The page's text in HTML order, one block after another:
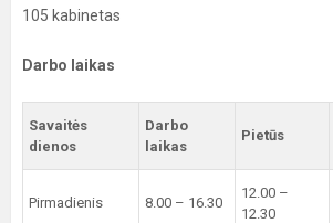
105 kabinetas
Darbo laikas
Savaitės
dienos
Darbo
laikas
Pietūs
Pirmadienis 8.00 – 16.30
12.00 –
12.30